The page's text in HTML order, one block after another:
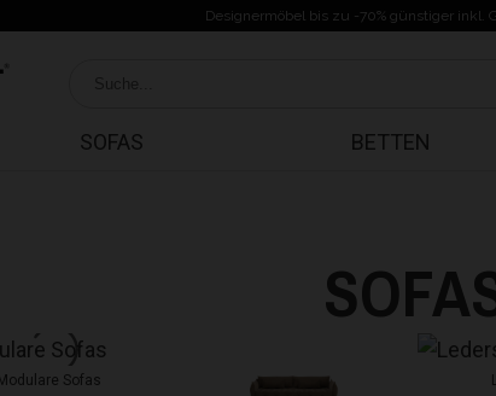
Designermöbel bis zu -70% günstiger inkl.
SOFAS BETTEN
Sofas